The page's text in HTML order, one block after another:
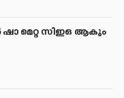
ഷാ മെറ്റ സിഇഒ ആകും